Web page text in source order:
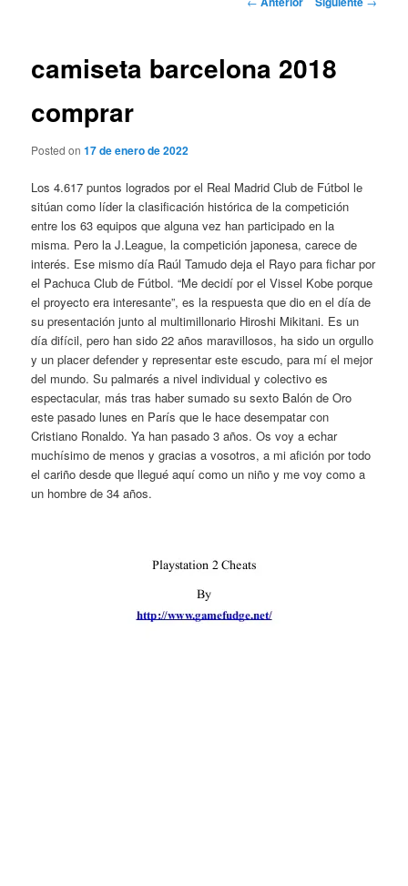
camiseta barcelona 2018
comprar
Posted on17 de enero de 2022
Los 4.617 puntos logrados por el Real Madrid Club de Fútbol le
sitúan como líder la clasificación histórica de la competición
entre los 63 equipos que alguna vez han participado en la
misma. Pero la J.League, la competición japonesa, carece de
interés. Ese mismo día Raúl Tamudo deja el Rayo para fichar por
el Pachuca Club de Fútbol. “Me decidí por el Vissel Kobe porque
el proyecto era interesante”, es la respuesta que dio en el día de
su presentación junto al multimillonario Hiroshi Mikitani. Es un
día difícil, pero han sido 22 años maravillosos, ha sido un orgullo
y un placer defender y representar este escudo, para mí el mejor
del mundo. Su palmarés a nivel individual y colectivo es
espectacular, más tras haber sumado su sexto Balón de Oro
este pasado lunes en París que le hace desempatar con
Cristiano Ronaldo. Ya han pasado 3 años. Os voy a echar
muchísimo de menos y gracias a vosotros, a mi afición por todo
el cariño desde que llegué aquí como un niño y me voy como a
un hombre de 34 años.